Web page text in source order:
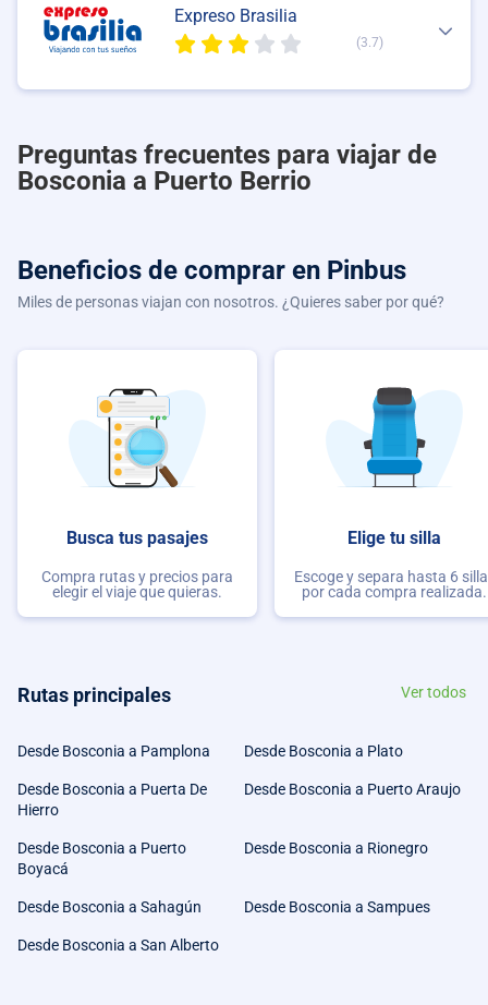
Expreso Brasilia
(3.7)
Preguntas frecuentes para viajar de
Bosconia a Puerto Berrio
Beneficios de comprar en Pinbus
Miles de personas viajan con nosotros. ¿Quieres saber por qué?
Busca tus pasajes
Compra rutas y precios para
elegir el viaje que quieras.
Elige tu silla
Escoge y separa hasta 6
por cada compra realizada.
Rutas principales Ver todos
Desde Bosconia a Pamplona Desde Bosconia a Plato
Desde Bosconia a Puerta De
Hierro
Desde Bosconia a Puerto Araujo
Desde Bosconia a Puerto
Boyacá
Desde Bosconia a Rionegro
Desde Bosconia a Sahagún Desde Bosconia a Sampues
Desde Bosconia a San Alberto